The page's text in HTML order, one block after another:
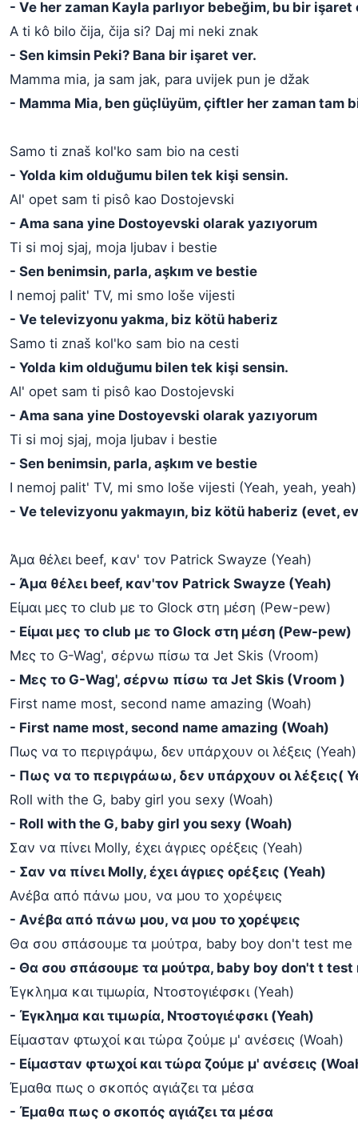
- Ve her zaman Kayla parlıyor bebeğim, bu bir işaret
A ti kô bilo čija, čija si? Daj mi neki znak
- Sen kimsin Peki? Bana bir işaret ver.
Mamma mia, ja sam jak, para uvijek pun je džak
- Mamma Mia, ben güçlüyüm, çiftler her zaman tam
Samo ti znaš kol'ko sam bio na cesti
- Yolda kim olduğumu bilen tek kişi sensin.
Al' opet sam ti pisô kao Dostojevski
- Ama sana yine Dostoyevski olarak yazıyorum
Ti si moj sjaj, moja ljubav i bestie
- Sen benimsin, parla, aşkım ve bestie
I nemoj palit' TV, mi smo loše vijesti
- Ve televizyonu yakma, biz kötü haberiz
Samo ti znaš kol'ko sam bio na cesti
- Yolda kim olduğumu bilen tek kişi sensin.
Al' opet sam ti pisô kao Dostojevski
- Ama sana yine Dostoyevski olarak yazıyorum
Ti si moj sjaj, moja ljubav i bestie
- Sen benimsin, parla, aşkım ve bestie
I nemoj palit' TV, mi smo loše vijesti (Yeah, yeah, yeah)
- Ve televizyonu yakmayın, biz kötü haberiz (evet,
Άμα θέλει beef, καν' τον Patrick Swayze (Yeah)
- Άμα θέλει beef, καν'τον Patrick Swayze (Yeah)
Είμαι μες το club με το Glock στη μέση (Pew-pew)
- Είμαι μες το club με το Glock στη μέση (Pew-pew)
Μες το G-Wag', σέρνω πίσω τα Jet Skis (Vroom)
- Μες το G-Wag', σέρνω πίσω τα Jet Skis (Vroom )
First name most, second name amazing (Woah)
- First name most, second name amazing (Woah)
Πως να το περιγράψω, δεν υπάρχουν οι λέξεις (Yeah)
- Πως να το περιγράωω, δεν υπάρχουν οι λέξεις(
Roll with the G, baby girl you sexy (Woah)
- Roll with the G, baby girl you sexy (Woah)
Σαν να πίνει Molly, έχει άγριες ορέξεις (Yeah)
- Σαν να πίνει Molly, έχει άγριες ορέξεις (Yeah)
Ανέβα από πάνω μου, να μου το χορέψεις
- Ανέβα από πάνω μου, να μου το χορέψεις
Θα σου σπάσουμε τα μούτρα, baby boy don't test me
- Θα σου σπάσουμε τα μούτρα, baby boy don't t test
Έγκλημα και τιμωρία, Ντοστογιέφσκι (Yeah)
- Έγκλημα και τιμωρία, Ντοστογιέφσκι (Yeah)
Είμασταν φτωχοί και τώρα ζούμε μ' ανέσεις (Woah)
- Είμασταν φτωχοί και τώρα ζούμε μ' ανέσεις
Έμαθα πως ο σκοπός αγιάζει τα μέσα
- Έμαθα πως ο σκοπός αγιάζει τα μέσα